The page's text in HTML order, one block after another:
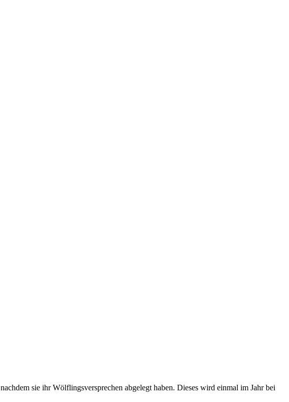
nachdem sie ihr Wölflingsversprechen abgelegt haben. Dieses wird einmal im Jahr bei